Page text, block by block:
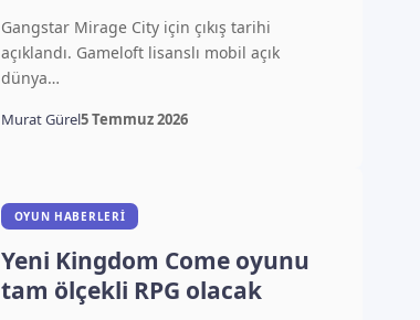
Gangstar Mirage City için çıkış tarihi
açıklandı. Gameloft lisanslı mobil açık
dünya…
Murat Gürel5 Temmuz 2026
OYUN HABERLERI
Yeni Kingdom Come oyunu
tam ölçekli RPG olacak